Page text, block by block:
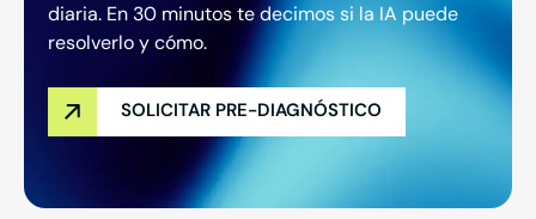
diaria. En 30 minutos te decimos si la IA puede
resolverlo y cómo.
SOLICITAR PRE-DIAGNÓSTICO